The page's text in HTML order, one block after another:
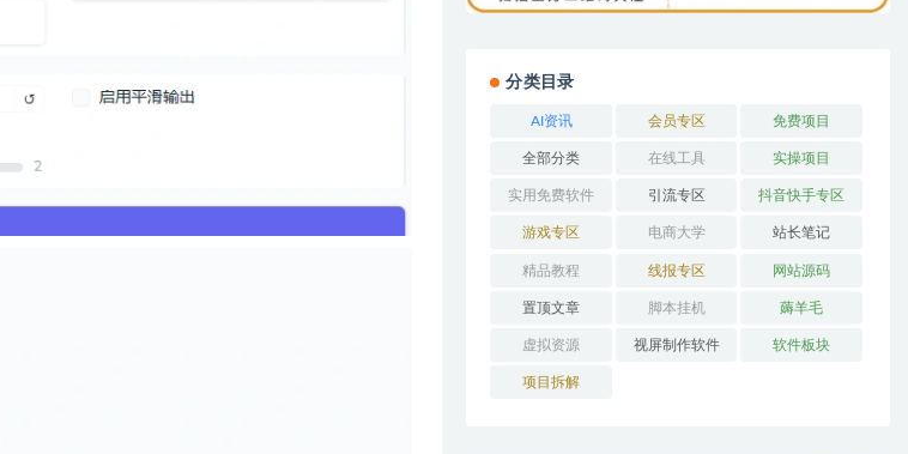
分类目录
AI资讯 会员专区 免费项目
全部分类 在线工具 实操项目
实用免费软件 引流专区 抖音快手专区
游戏专区 电商大学 站长笔记
精品教程 线报专区 网站源码
置顶文章 脚本挂机 薅羊毛
虚拟资源 视屏制作软件 软件板块
项目拆解